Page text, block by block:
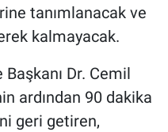
tanımlanacak ve
kalmayacak.
Dr. Cemil
ardından 90 dakika
geri getiren,